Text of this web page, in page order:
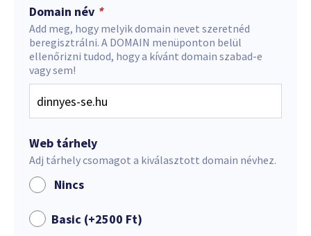
Domain név *
Add meg, hogy melyik domain nevet szeretnéd
beregisztrálni. A DOMAIN menüponton belül
ellenőrizni tudod, hogy a kívánt domain szabad-e
vagy sem!
Web tárhely
Adj tárhely csomagot a kiválasztott domain névhez.
Nincs
Basic (+2500 Ft)